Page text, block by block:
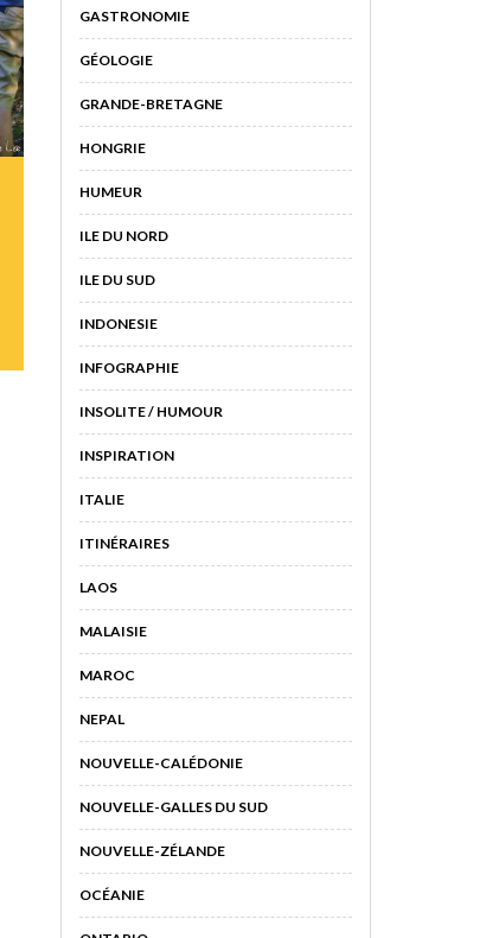
GASTRONOMIE
GÉOLOGIE
GRANDE-BRETAGNE
HONGRIE
HUMEUR
ILE DU NORD
ILE DU SUD
INDONESIE
INFOGRAPHIE
INSOLITE / HUMOUR
INSPIRATION
ITALIE
ITINÉRAIRES
LAOS
MALAISIE
MAROC
NEPAL
NOUVELLE-CALÉDONIE
NOUVELLE-GALLES DU SUD
NOUVELLE-ZÉLANDE
OCÉANIE